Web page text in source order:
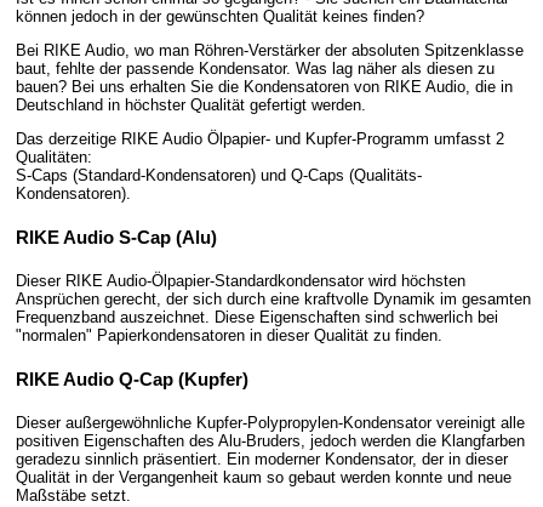
können jedoch in der gewünschten Qualität keines finden?
Bei RIKE Audio, wo man Röhren-Verstärker der absoluten Spitzenklasse
baut, fehlte der passende Kondensator. Was lag näher als diesen zu
bauen? Bei uns erhalten Sie die Kondensatoren von RIKE Audio, die in
Deutschland in höchster Qualität gefertigt werden.
Das derzeitige RIKE Audio Ölpapier- und Kupfer-Programm umfasst 2
Qualitäten:
S-Caps (Standard-Kondensatoren) und Q-Caps (Qualitäts-
Kondensatoren).
RIKE Audio S-Cap (Alu)
Dieser RIKE Audio-Ölpapier-Standardkondensator wird höchsten
Ansprüchen gerecht, der sich durch eine kraftvolle Dynamik im gesamten
Frequenzband auszeichnet. Diese Eigenschaften sind schwerlich bei
"normalen" Papierkondensatoren in dieser Qualität zu finden.
RIKE Audio Q-Cap (Kupfer)
Dieser außergewöhnliche Kupfer-Polypropylen-Kondensator vereinigt alle
positiven Eigenschaften des Alu-Bruders, jedoch werden die Klangfarben
geradezu sinnlich präsentiert. Ein moderner Kondensator, der in dieser
Qualität in der Vergangenheit kaum so gebaut werden konnte und neue
Maßstäbe setzt.